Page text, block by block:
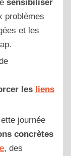
sensibiliser
problèmes
et les
les liens
journée
concrètes
, des